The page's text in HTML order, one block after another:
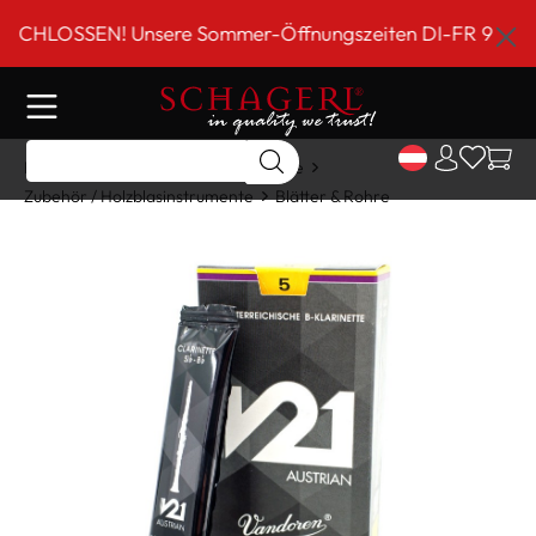
springen
Unsere Sommer-Öffnungszeiten DI-FR 9 bis 18
Home
Holzblasinstrumente
Zubehör / Holzblasinstrumente
Blätter & Rohre